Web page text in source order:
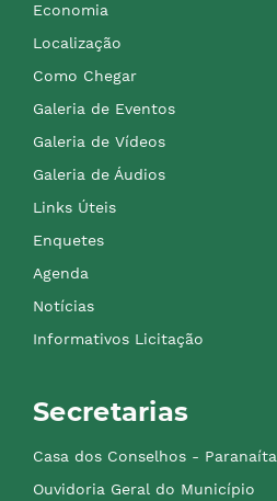
Economia
Localização
Como Chegar
Galeria de Eventos
Galeria de Vídeos
Galeria de Áudios
Links Úteis
Enquetes
Agenda
Notícias
Informativos Licitação
Secretarias
Casa dos Conselhos -
Ouvidoria Geral do Município